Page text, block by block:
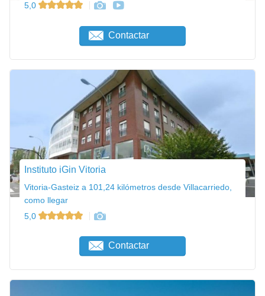
5,0
Contactar
Instituto iGin Vitoria
Vitoria-Gasteiz a 101,24 kilómetros desde Villacarriedo,
como llegar
5,0
Contactar